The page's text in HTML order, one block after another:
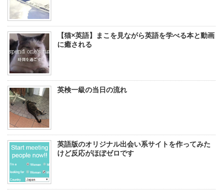
【猫×英語】まこを見ながら英語を学べる本と動画
に癒される
英検一級の当日の流れ
英語版のオリジナル出会い系サイトを作ってみた
けど反応がほぼゼロです